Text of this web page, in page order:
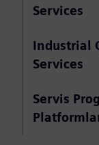
Services
Industrial
Services
Servis